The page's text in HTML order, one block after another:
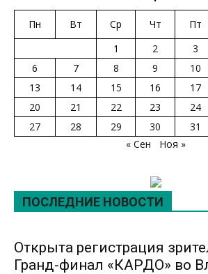
Пн Вт Ср Чт Пт
1
2 3
6
7 8 9 10
13
14 15 16 17
20
21 22 23 24
27
28 29 30
31
« Сен
Ноя »
ПОСЛЕДНИЕ НОВОСТИ
Открыта регистрация
Гранд-финал «КАРДО» во